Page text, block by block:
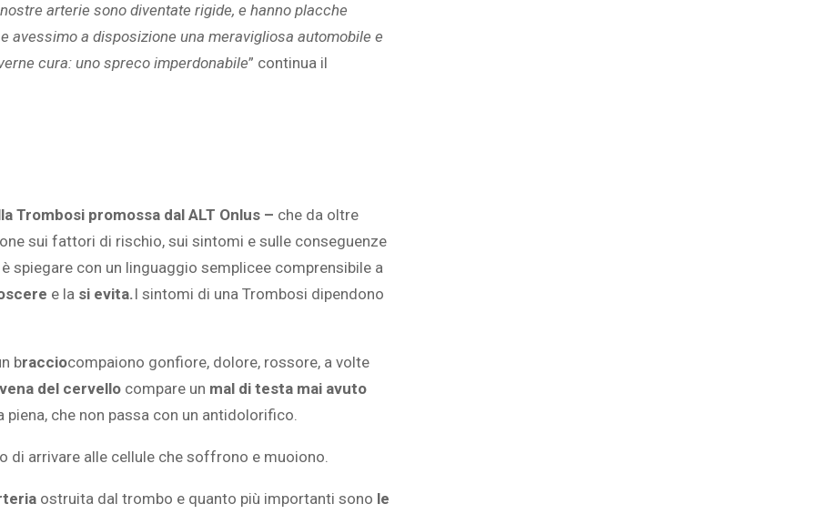
arterie sono diventate rigide, e hanno placche
a disposizione una meravigliosa automobile e
cura: uno spreco imperdonabile” continua il
Trombosi promossa dal ALT Onlus – che da oltre
sui fattori di rischio, sui sintomi e sulle conseguenze
spiegare con un linguaggio semplicee comprensibile a
e la si evita.I sintomi di una Trombosi dipendono
bracciocompaiono gonfiore, dolore, rossore, a volte
vena del cervello compare un mal di testa mai avuto
piena, che non passa con un antidolorifico.
di arrivare alle cellule che soffrono e muoiono.
ostruita dal trombo e quanto più importanti sono le